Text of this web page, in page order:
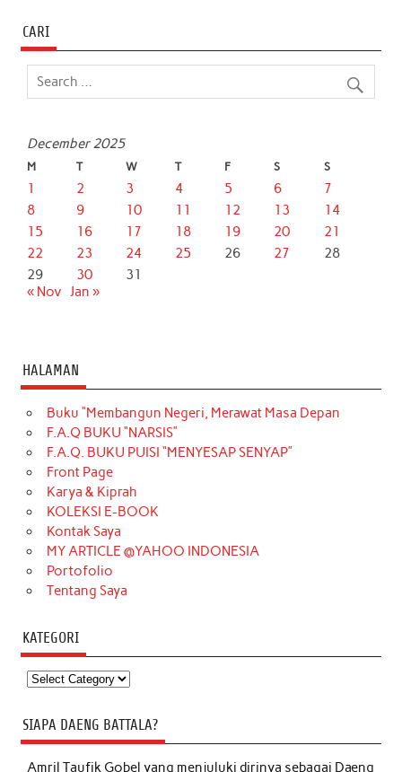
CARI
December 2025
M T W T F S S
1 2 3 4 5 6
7
8
9 10 11 12 13
14
15
16 17 18 19 20
21
22
23 24 25 26 27
28
29
30
31
« Nov Jan »
HALAMAN
Buku “Membangun Negeri, Merawat Masa Depan
F.A.Q BUKU “NARSIS”
F.A.Q. BUKU PUISI “MENYESAP SENYAP”
Front Page
Karya & Kiprah
KOLEKSI E-BOOK
Kontak Saya
MY ARTICLE @YAHOO INDONESIA
Portofolio
Tentang Saya
KATEGORI
Kategori
SIAPA DAENG BATTALA?
Amril Taufik Gobelyang menjuluki dirinya sebagai Daeng